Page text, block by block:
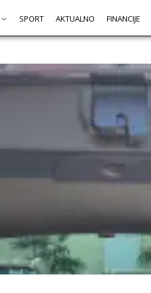
SPORT AKTUALNO FINANCIJE